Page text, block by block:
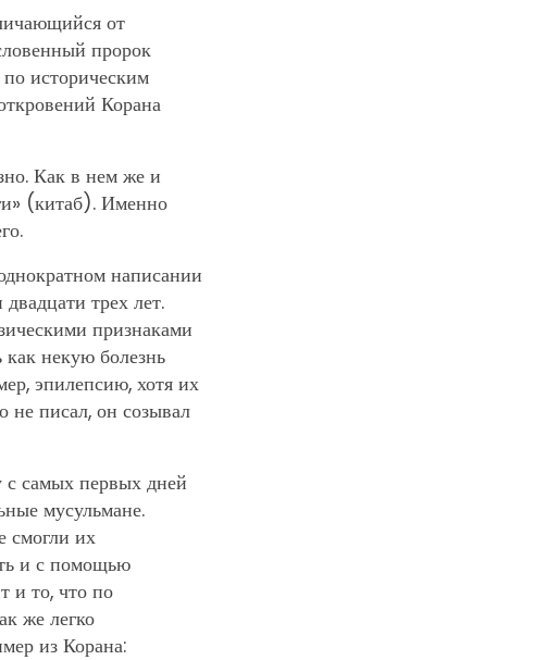
от
пророк
историческим
Корана
Как в нем же и
(китаб). Именно
написании
трех лет.
признаками
некую болезнь
эпилепсию, хотя их
не писал, он созывал
с самых первых дней
мусульмане.
смогли их
и с помощью
и то, что по
же легко
из Корана: